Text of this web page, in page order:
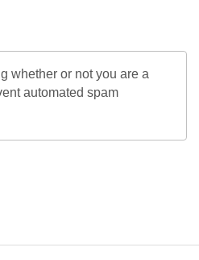
whether or not you are a
automated spam